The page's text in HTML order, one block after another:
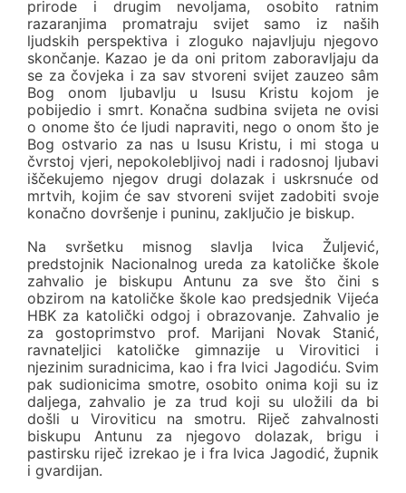
prirode i drugim nevoljama, osobito ratnim
razaranjima promatraju svijet samo iz naših
ljudskih perspektiva i zloguko najavljuju njegovo
skončanje. Kazao je da oni pritom zaboravljaju da
se za čovjeka i za sav stvoreni svijet zauzeo sâm
Bog onom ljubavlju u Isusu Kristu kojom je
pobijedio i smrt. Konačna sudbina svijeta ne ovisi
o onome što će ljudi napraviti, nego o onom što je
Bog ostvario za nas u Isusu Kristu, i mi stoga u
čvrstoj vjeri, nepokolebljivoj nadi i radosnoj ljubavi
iščekujemo njegov drugi dolazak i uskrsnuće od
mrtvih, kojim će sav stvoreni svijet zadobiti svoje
konačno dovršenje i puninu, zaključio je biskup.
Na svršetku misnog slavlja Ivica Žuljević,
predstojnik Nacionalnog ureda za katoličke škole
zahvalio je biskupu Antunu za sve što čini s
obzirom na katoličke škole kao predsjednik Vijeća
HBK za katolički odgoj i obrazovanje. Zahvalio je
za gostoprimstvo prof. Marijani Novak Stanić,
ravnateljici katoličke gimnazije u Virovitici i
njezinim suradnicima, kao i fra Ivici Jagodiću. Svim
pak sudionicima smotre, osobito onima koji su iz
daljega, zahvalio je za trud koji su uložili da bi
došli u Viroviticu na smotru. Riječ zahvalnosti
biskupu Antunu za njegovo dolazak, brigu i
pastirsku riječ izrekao je i fra Ivica Jagodić, župnik
i gvardijan.